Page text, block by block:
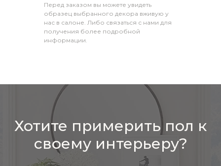
Перед заказом вы можете увидеть
образец выбранного декора вживую у
нас в салоне. Либо связаться с нами для
получения более подробной
информации.
Хотите примерить пол к
своему интерьеру?